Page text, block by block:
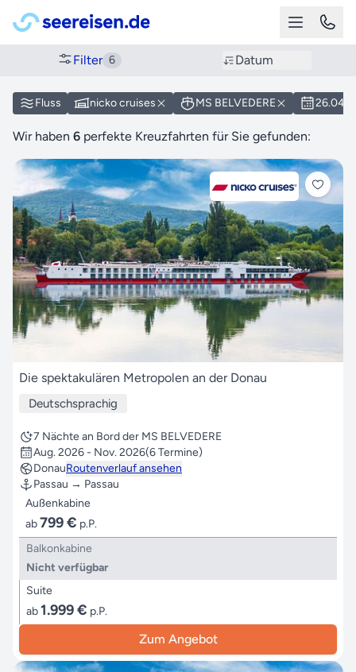
Filter 6 Datum
Fluss nicko cruises MS BELVEDERE
Wir haben 6 perfekte Kreuzfahrten für Sie gefunden:
Die spektakulären Metropolen an der Donau
Deutschsprachig
7 Nächte an Bord der MS BELVEDERE
Aug. 2026 - Nov. 2026(6 Termine)
DonauRoutenverlauf ansehen
Passau → Passau
Außenkabine
ab799 € p.P.
Balkonkabine
Nicht verfügbar
Suite
ab1.999 € p.P.
Zum Angebot